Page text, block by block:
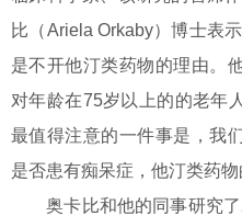
比（Ariela Orkaby）博士表
是不开他汀类药物的理由。
对年龄在75岁以上的的老年
最值得注意的一件事是，我
是否患有痴呆症，他汀类药
奥卡比和他的同事研究了